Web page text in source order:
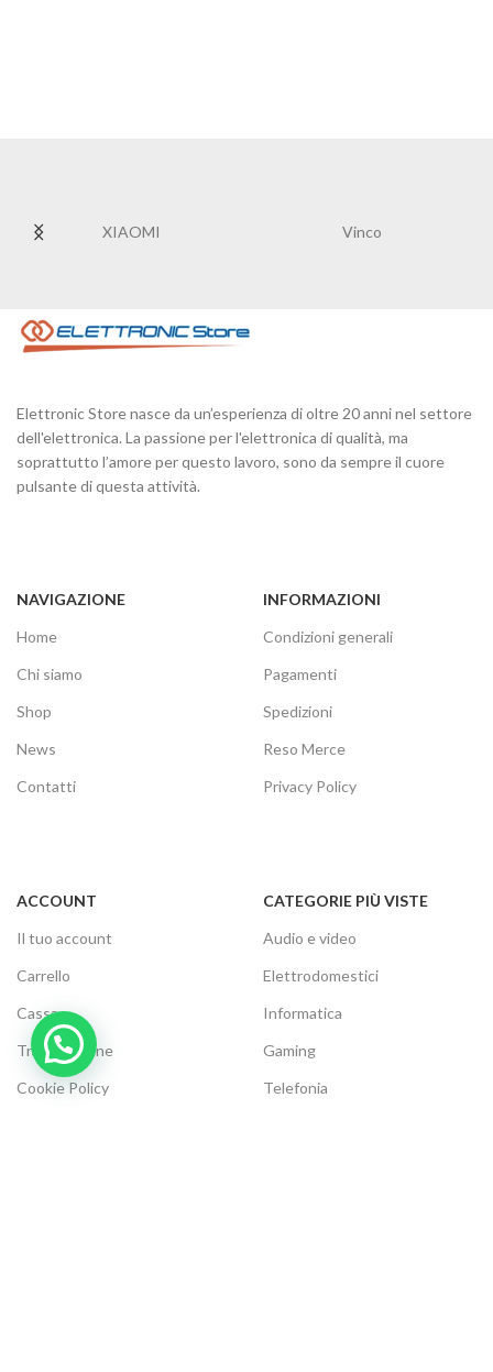
XIAOMI Vinco
Elettronic Store nasce da un’esperienza di oltre 20 anni nel settore
dell'elettronica. La passione per l'elettronica di qualità, ma
soprattutto l’amore per questo lavoro, sono da sempre il cuore
pulsante di questa attività.
NAVIGAZIONE
Home
Chi siamo
Shop
News
Contatti
INFORMAZIONI
Condizioni generali
Pagamenti
Spedizioni
Reso Merce
Privacy Policy
ACCOUNT
Il tuo account
Carrello
Cassa
Traccia ordine
Cookie Policy
CATEGORIE PIÙ VISTE
Audio e video
Elettrodomestici
Informatica
Gaming
Telefonia